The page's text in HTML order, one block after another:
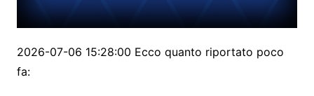
2026-07-06 15:28:00 Ecco quanto riportato poco
fa: